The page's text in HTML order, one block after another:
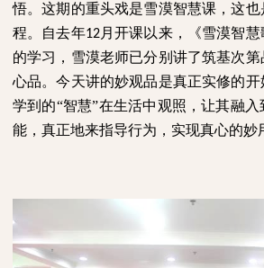
悟。这期的重头戏是雪漠智慧课，这
程。自去年12月开课以来，《雪漠智
的学习，雪漠老师已分别讲了筑基次
心品。今天讲的妙观品是真正实修的
学到的“智慧”在生活中观照，让其融
能，真正地来指导行为，实现真心的妙